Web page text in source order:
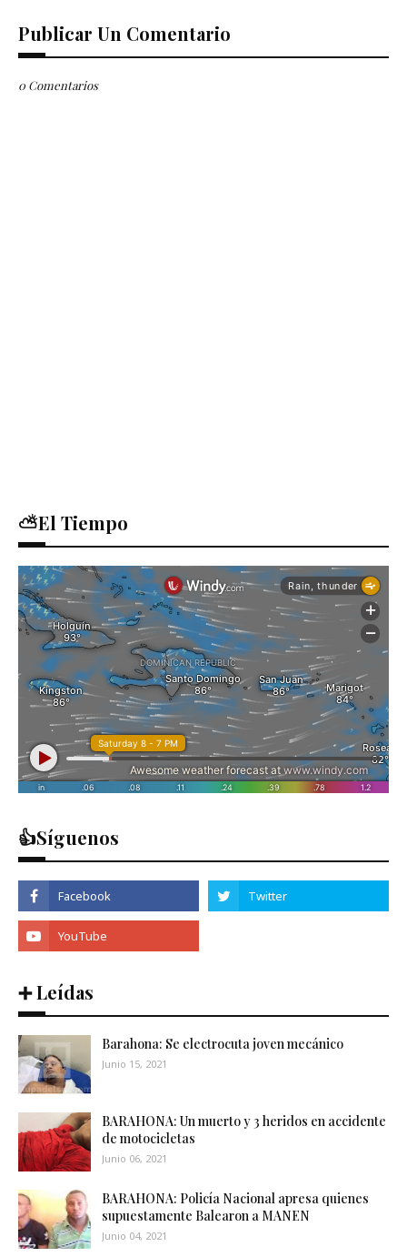
Publicar Un Comentario
0 Comentarios
⛅El Tiempo
👍Síguenos
➕ Leídas
Barahona: Se electrocuta joven mecánico
Junio 15, 2021
BARAHONA: Un muerto y 3 heridos en accidente
de motocicletas
Junio 06, 2021
BARAHONA: Policía Nacional apresa quienes
supuestamente Balearon a MANEN
Junio 04, 2021